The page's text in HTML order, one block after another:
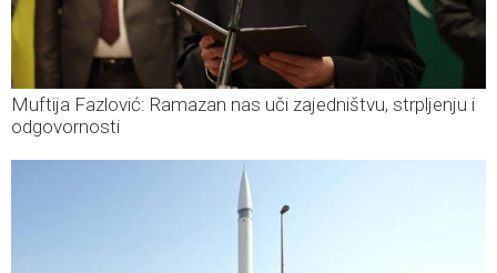
Muftija Fazlović: Ramazan nas uči zajedništvu, strpljenju i
odgovornosti